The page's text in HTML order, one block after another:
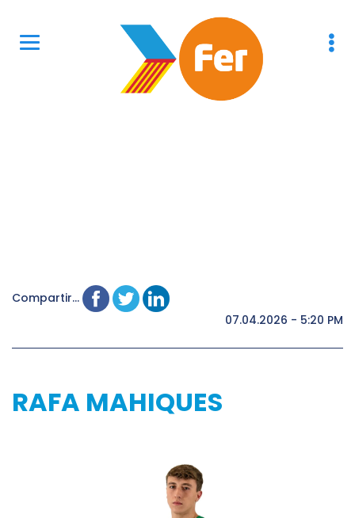
Compartir...
07.04.2026 - 5:20 PM
RAFA MAHIQUES